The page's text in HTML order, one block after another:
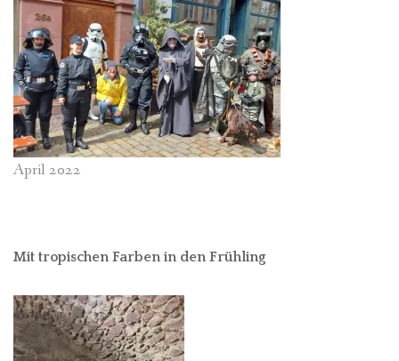
April 2022
Mit tropischen Farben in den Frühling